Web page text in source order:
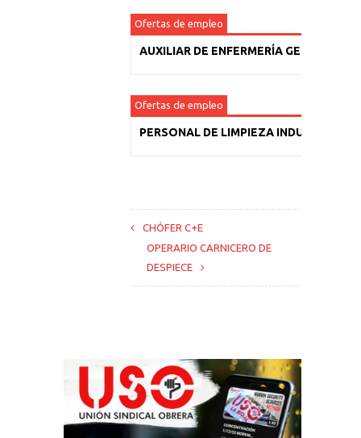
Ofertas de empleo
AUXILIAR DE ENFERMERÍA GERIÁTRICA
Ofertas de empleo
PERSONAL DE LIMPIEZA INDUSTRIAL
CHÓFER C+E
OPERARIO CARNICERO DE
DESPIECE